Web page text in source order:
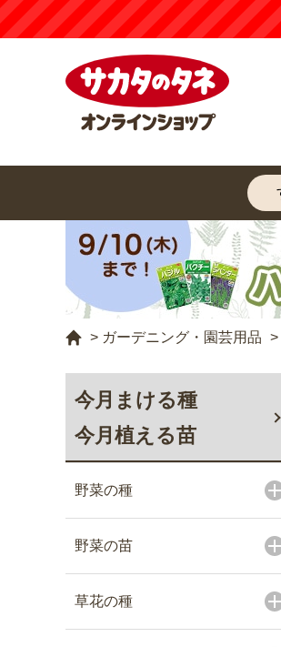
> ガーデニング・園芸用品 >
今月まける種
今月植える苗
野菜の種
野菜の苗
草花の種